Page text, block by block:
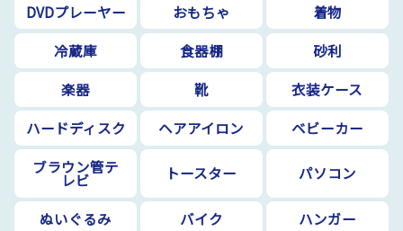
DVDプレーヤー
おもちゃ
着物
冷蔵庫
食器棚
砂利
楽器
靴
衣装ケース
ハードディスク
ヘアアイロン
ベビーカー
ブラウン管テ
レビ トースター パソコン
ぬいぐるみ バイク
ハンガー